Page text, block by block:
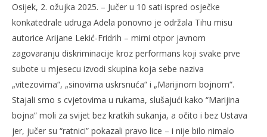
Osijek, 2. ožujka 2025. – Jučer u 10 sati ispred osječke
konkatedrale udruga Adela ponovno je održala Tihu misu
autorice Arijane Lekić-Fridrih – mirni otpor javnom
zagovaranju diskriminacije kroz performans koji svake prve
subote u mjesecu izvodi skupina koja sebe naziva
„vitezovima“, „sinovima uskrsnuća“ i „Marijinom bojnom“.
Stajali smo s cvjetovima u rukama, slušajući kako “Marijina
bojna” moli za svijet bez kratkih sukanja, a očito i bez Ustava
jer, jučer su “ratnici” pokazali pravo lice – i nije bilo nimalo